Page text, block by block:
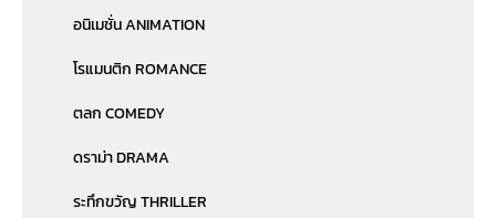
อนิเมชั่น ANIMATION
โรแมนติก ROMANCE
ตลก COMEDY
ดราม่า DRAMA
ระทึกขวัญ THRILLER